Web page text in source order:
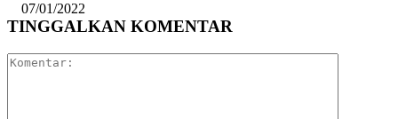
07/01/2022
TINGGALKAN KOMENTAR